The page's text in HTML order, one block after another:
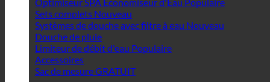
Optimiseur SPA Économiseur d'Eau
Sets complets
Systèmes de douche avec filtre à eau
Douche de pluie
Limiteur de débit d'eau
Accessoires
Sac de mesure GRATUIT